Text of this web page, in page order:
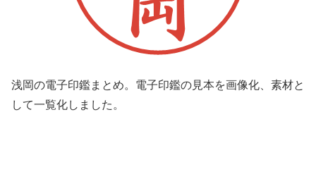
浅岡の電子印鑑まとめ。電子印鑑の見本を画像化、素材と
して一覧化しました。